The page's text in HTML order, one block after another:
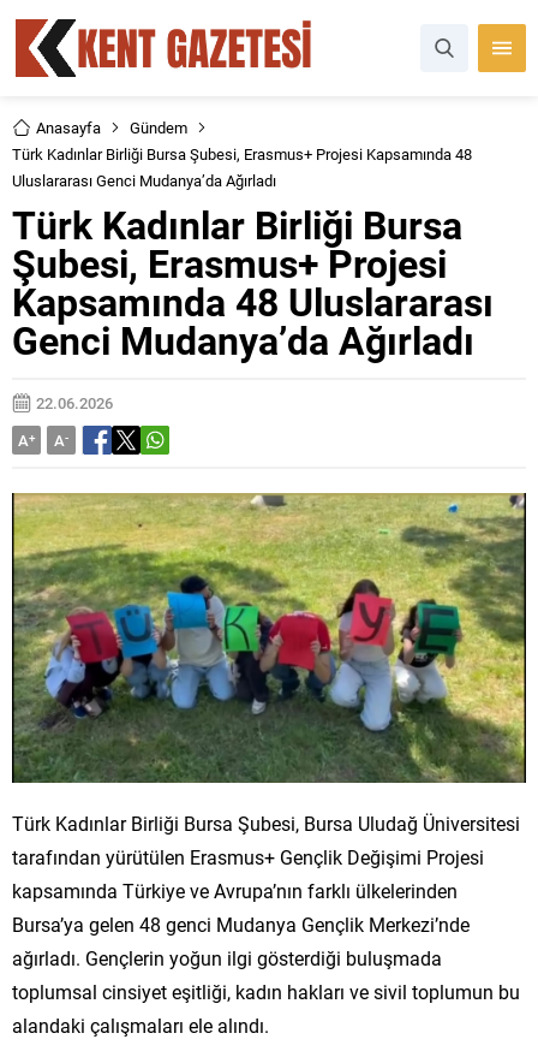
Anasayfa
Gündem
Türk Kadınlar Birliği Bursa Şubesi, Erasmus+ Projesi Kapsamında 48
Uluslararası Genci Mudanya’da Ağırladı
Türk Kadınlar Birliği Bursa
Şubesi, Erasmus+ Projesi
Kapsamında 48 Uluslararası
Genci Mudanya’da Ağırladı
22.06.2026
A+ A-
Türk Kadınlar Birliği Bursa Şubesi, Bursa Uludağ Üniversitesi
tarafından yürütülen Erasmus+ Gençlik Değişimi Projesi
kapsamında Türkiye ve Avrupa’nın farklı ülkelerinden
Bursa’ya gelen 48 genci Mudanya Gençlik Merkezi’nde
ağırladı. Gençlerin yoğun ilgi gösterdiği buluşmada
toplumsal cinsiyet eşitliği, kadın hakları ve sivil toplumun bu
alandaki çalışmaları ele alındı.